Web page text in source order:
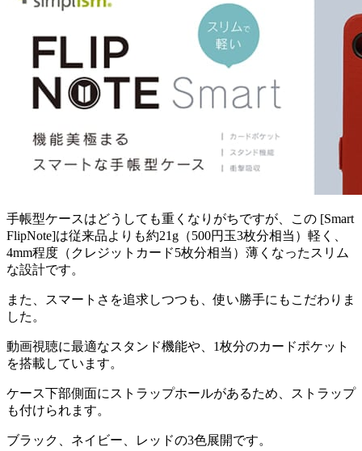
手帳型ケースはどうしても重くなりがちですが、この [Smart
FlipNote]は従来品よりも約21g（500円玉3枚分相当）軽く、
4mm程度（クレジットカード5枚分相当）薄くなったスリム
な設計です。
また、スマートさを追求しつつも、使い勝手にもこだわりま
した。
動画視聴に最適なスタンド機能や、1枚分のカードポケット
を搭載しています。
ケース下部側面にストラップホールがあるため、ストラップ
も付けられます。
ブラック、ネイビー、レッドの3色展開です。